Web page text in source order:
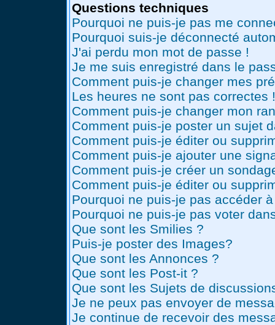
Questions techniques
Pourquoi ne puis-je pas me
Pourquoi suis-je déconnecté
J'ai perdu mon mot de passe !
Je me suis enregistré dans le
Comment puis-je changer mes
Les heures ne sont pas correctes !
Comment puis-je changer mon
Comment puis-je poster un sujet
Comment puis-je éditer ou
Comment puis-je ajouter une
Comment puis-je créer un
Comment puis-je éditer ou
Pourquoi ne puis-je pas accéder
Pourquoi ne puis-je pas voter
Que sont les Smilies ?
Puis-je poster des Images?
Que sont les Annonces ?
Que sont les Post-it ?
Que sont les Sujets de
Je ne peux pas envoyer de
Je continue de recevoir des